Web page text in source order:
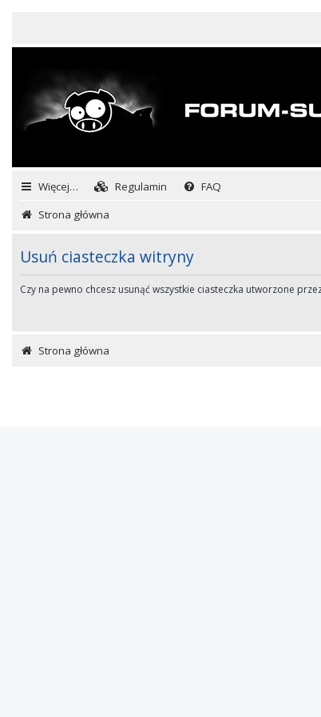
Więcej… Regulamin FAQ
Strona główna
Usuń ciasteczka witryny
Czy na pewno chcesz usunąć wszystkie ciasteczka utworzone
Strona główna